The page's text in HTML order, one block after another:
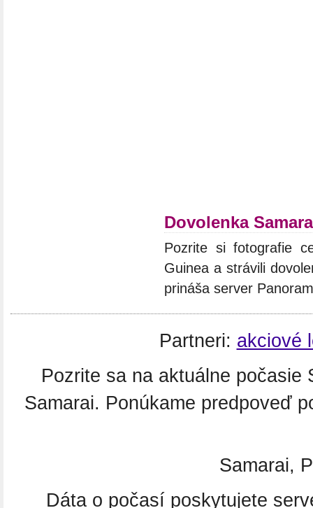
Dovolenka
Pozrite si fotografie
Guinea a strávili
prináša server
Partneri: akciové
Pozrite sa na aktuálne počasie
Samarai. Ponúkame predpoveď
Samarai,
Dáta o počasí poskytujete